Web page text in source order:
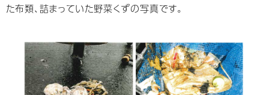
た布類、詰まっていた野菜くずの写真です。